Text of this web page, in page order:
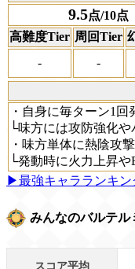
9.5点/10点
高難度Tier 周回Tier
-
-
・自身に毎ターン1
└味方には攻防強化
・味方単体に熱陰攻
└発動時に火力上昇
▶最強キャラランキン
みんなのバルテル